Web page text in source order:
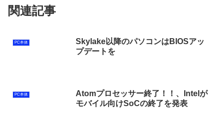
関連記事
PC本体
Skylake以降のパソコンはBIOSアッ
プデートを
PC本体
Atomプロセッサー終了！！、Intelが
モバイル向けSoCの終了を発表